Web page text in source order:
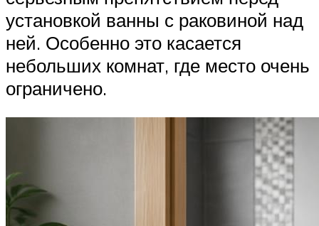
установкой ванны с раковиной над
ней. Особенно это касается
небольших комнат, где место очень
ограничено.